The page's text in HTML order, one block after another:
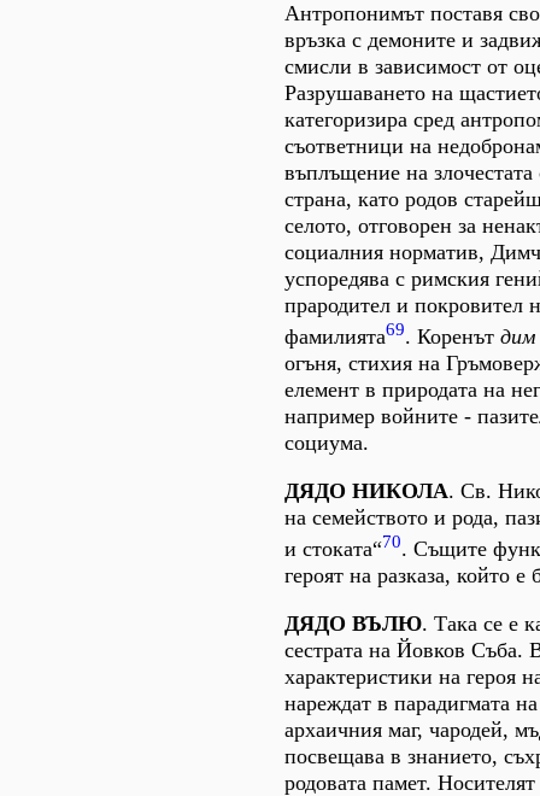
Антропонимът поставя
връзка с демоните и
смисли в зависимост от
Разрушаването на
категоризира сред
съответници на
въплъщение на
страна, като родов
селото, отговорен за
социалния норматив,
успоредява с римския
прародител и покровител
фамилията69. Коренът дим
огъня, стихия на
елемент в природата на
например войните -
социума.
ДЯДО НИКОЛА. Св.
на семейството и рода,
и стоката“70. Същите
героят на разказа, който
ДЯДО ВЪЛЮ. Така се е
сестрата на Йовков Съба.
характеристики на героя
нареждат в парадигмата
архаичния маг, чародей,
посвещава в знанието,
родовата памет.